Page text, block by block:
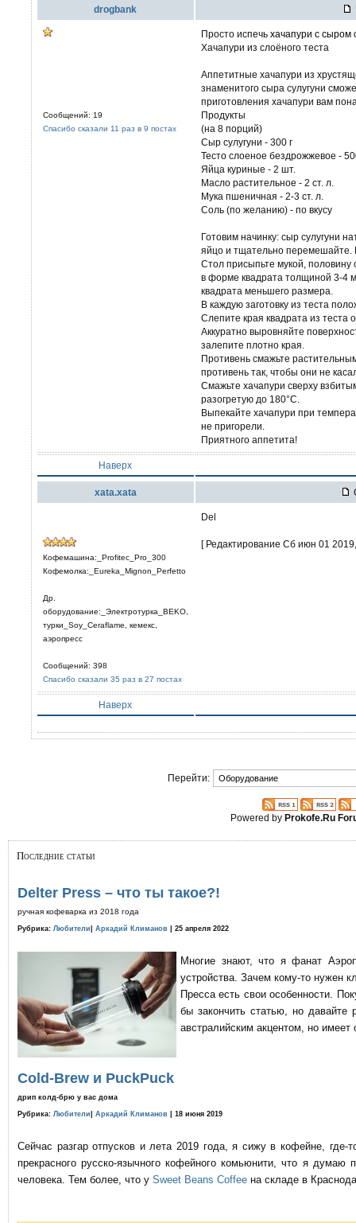
drogbank
Сообщений: 19
Спасибо сказали 11 раз в 9 постах
Просто испечь хачапури с сыром
Хачапури из слоёного теста
Аппетитные хачапури из
знаменитого сыра сулугуни
приготовления хачапури вам
Продукты
(на 8 порций)
Сыр сулугуни - 300 г
Тесто слоеное бездрожжевое -
Яйца куриные - 2 шт.
Масло растительное - 2 ст. л.
Мука пшеничная - 2-3 ст. л.
Соль (по желанию) - по вкусу
Готовим начинку: сыр сулугуни
яйцо и тщательно перемешайте.
Стол присыпьте мукой, половину
в форме квадрата толщиной 3-4
квадрата меньшего размера.
В каждую заготовку из теста
Cлепите края квадрата из теста
Аккуратно выровняйте
залепите плотно края.
Противень смажьте
противень так, чтобы они не
Смажьте хачапури сверху
разогретую до 180°С.
Выпекайте хачапури при
не пригорели.
Приятного аппетита!
Наверх
xata.xata
Кофемашина:_Profitec_Pro_300
Кофемолка:_Eureka_Mignon_Perfetto
Др.
оборудование:_Электротурка_BEKO,
турки_Soy_Ceraflame, кемекс,
аэропресс
Сообщений: 398
Спасибо сказали 35 раз в 27 постах
Del
[ Редактирование Сб июн 01
Наверх
Перейти:
Powered byProkofe.Ru
Последние статьи
Delter Press – что ты такое?!
ручная кофеварка из 2018 года
Рубрика: Любители Аркадий Климанов | 25 апреля 2022
Многие знают, что я фанат
устройства. Зачем кому-то нужен
Пресса есть свои особенности.
бы закончить статью, но давайте
австралийским акцентом, но имеет
Cold-Brew и PuckPuck
дрип колд-брю у вас дома
Рубрика: Любители Аркадий Климанов | 18 июня 2019
Сейчас разгар отпусков и лета 2019 года, я сижу в кофейне,
прекрасного русско-язычного кофейного комьюнити, что я
человека. Тем более, что у Sweet Beans Coffee на складе в